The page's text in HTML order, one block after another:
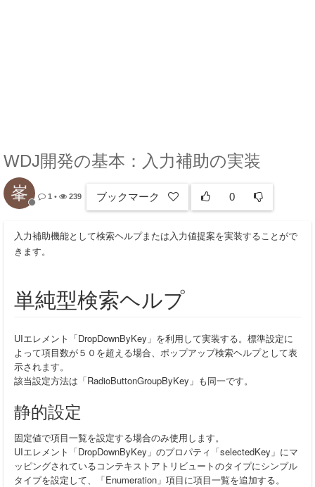
WDJ開発の基本：入力補助の実装
峯 1 • 239 ブックマーク 0
入力補助機能として検索ヘルプまたは入力値提案を実装することがで
きます。
単純型検索ヘルプ
UIエレメント「DropDownByKey」を利用して実装する。標準設定に
よって項目数が５０を超える場合、ポップアップ検索ヘルプとして表
示されます。
該当設定方法は「RadioButtonGroupByKey」も同一です。
静的設定
固定値で項目一覧を設定する場合のみ使用します。
UIエレメント「DropDownByKey」のプロパティ「selectedKey」にマ
ッピングされているコンテキストアトリビュートのタイプにシンプル
タイプを設定して、「Enumeration」項目に項目一覧を追加する。